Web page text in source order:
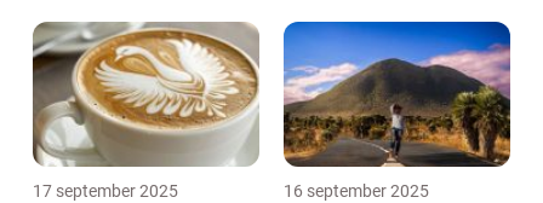
17 september 2025 16 september 2025